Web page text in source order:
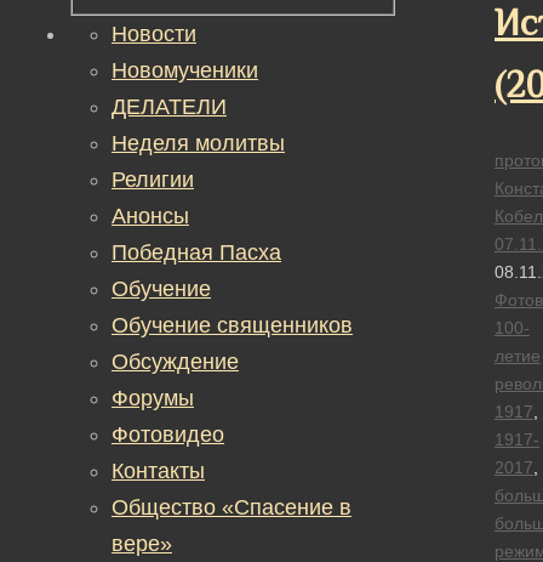
100-
летие
1917
1917-
2017
Новости
Новомученики
ДЕЛАТЕЛИ
Неделя молитвы
Религии
Анонсы
Победная Пасха
Обучение
Обучение священников
Обсуждение
Форумы
Фотовидео
Контакты
Общество «Спасение в
вере»